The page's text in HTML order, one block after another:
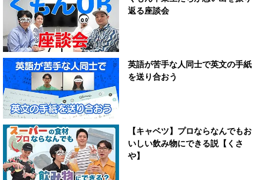
返る座談会
英語が苦手な人同士で英文の手紙
を送り合おう
【キャベツ】プロならなんでもお
いしい飲み物にできる説【くさ
や】